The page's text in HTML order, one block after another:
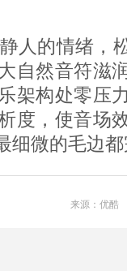
人的情绪，
自然音符滋
架构处零压
度，使音场
细微的毛边
来源：优